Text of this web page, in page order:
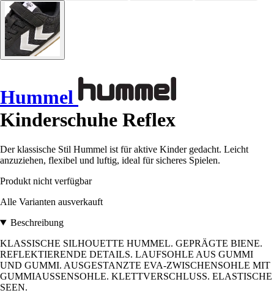
Hummel
Kinderschuhe Reflex
Der klassische Stil Hummel ist für aktive Kinder gedacht. Leicht
anzuziehen, flexibel und luftig, ideal für sicheres Spielen.
Produkt nicht verfügbar
Alle Varianten ausverkauft
Beschreibung
KLASSISCHE SILHOUETTE HUMMEL. GEPRÄGTE BIENE.
REFLEKTIERENDE DETAILS. LAUFSOHLE AUS GUMMI
UND GUMMI. AUSGESTANZTE EVA-ZWISCHENSOHLE MIT
GUMMIAUSSENSOHLE. KLETTVERSCHLUSS. ELASTISCHE
SEEN.